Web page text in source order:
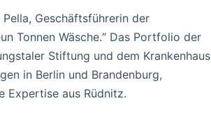
Geschäftsführerin der
Tonnen Wäsche.“ Das Portfolio der
Stiftung und dem Krankenhaus
in Berlin und Brandenburg,
Expertise aus Rüdnitz.